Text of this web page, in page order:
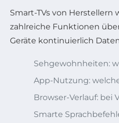
Smart-TVs von Herstellern
zahlreiche Funktionen
Geräte kontinuierlich
Sehgewohnheiten:
App-Nutzung:
Browser-Verlauf:
Smarte